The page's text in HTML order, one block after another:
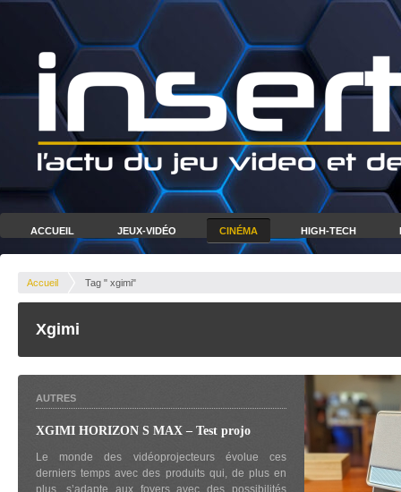
ACCUEIL JEUX-VIDÉO CINÉMA HIGH-TECH
Accueil Tag " xgimi"
Xgimi
AUTRES
XGIMI HORIZON S MAX – Test projo
Le monde des vidéoprojecteurs évolue ces
derniers temps avec des produits qui, de plus en
plus, s’adapte aux foyers avec des possibilités